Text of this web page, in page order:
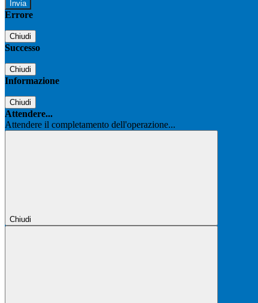
Errore
Chiudi
Successo
Chiudi
Informazione
Chiudi
Attendere...
Attendere il completamento dell'operazione...
Chiudi